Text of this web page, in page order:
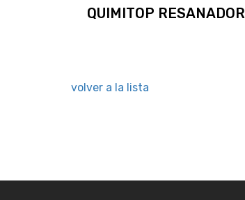
QUIMITOP RESANADOR
volver a la lista